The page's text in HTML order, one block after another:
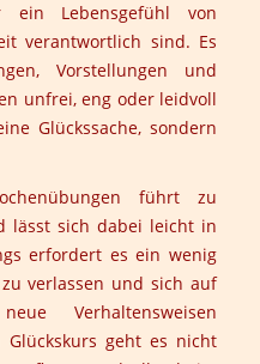
ein Lebensgefühl von
verantwortlich sind. Es
Vorstellungen und
unfrei, eng oder leidvoll
Glückssache, sondern
führt zu
lässt sich dabei leicht in
erfordert es ein wenig
verlassen und sich auf
Verhaltensweisen
geht es nicht